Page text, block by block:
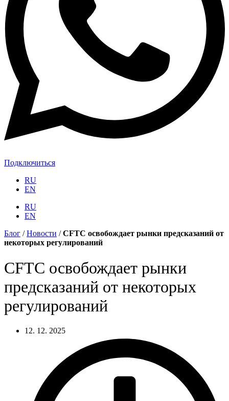
Подключиться
RU
EN
RU
EN
Блог /Новости /CFTC освобождает рынки предсказаний от
некоторых регулирований
CFTC освобождает рынки
предсказаний от некоторых
регулирований
12. 12. 2025